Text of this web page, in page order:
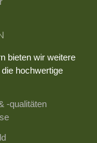
bieten wir weitere
hochwertige
-qualitäten